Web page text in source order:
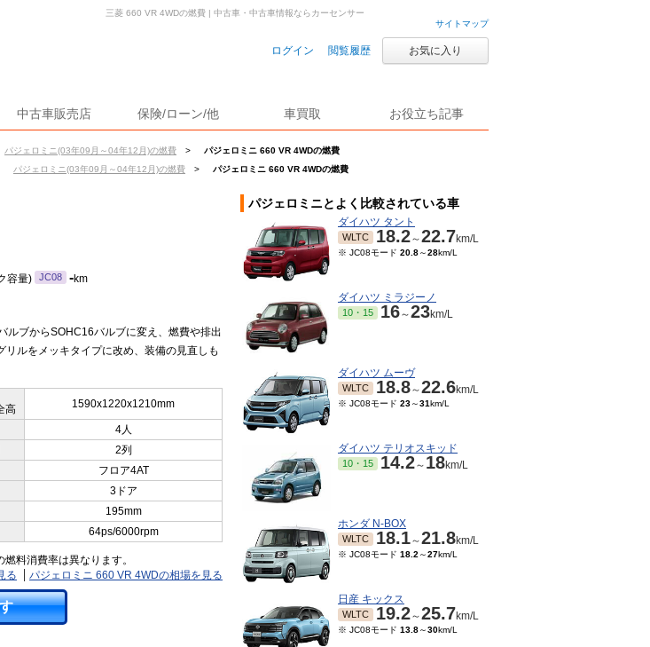
サイトマップ
ログイン 閲覧履歴 お気に入り
中古車販売店 保険/ローン/他 車買取 お役立ち記事
パジェロミニ(03年09月～04年12月)の燃費 >
パジェロミニ 660 VR 4WDの燃費
パジェロミニ(03年09月～04年12月)の燃費 > パジェロミニ 660 VR 4WDの燃費
三菱 660 VR 4WDの燃費 | 中古車・中古車情報ならカーセンサー
容量) JC08 -km
ルブからSOHC16バルブに変え、燃費や排出
ルをメッキタイプに改め、装備の見直しも
高
1590x1220x1210mm
4人
2列
フロア4AT
3ドア
195mm
64ps/6000rpm
料消費率は異なります。
る
パジェロミニ 660 VR 4WDの相場を見る
パジェロミニとよく比較されている車
ダイハツ タント
WLTC 18.2～22.7km/L
※ JC08モード 20.8～28km/L
ダイハツ ミラジーノ
10・15 16～23km/L
ダイハツ ムーヴ
WLTC 18.8～22.6km/L
※ JC08モード 23～31km/L
ダイハツ テリオスキッド
10・15 14.2～ 18km/L
ホンダ N-BOX
WLTC 18.1～21.8km/L
※ JC08モード 18.2 ～27km/L
日産 キックス
WLTC 19.2～25.7km/L
※ JC08モード 13.8～30km/L